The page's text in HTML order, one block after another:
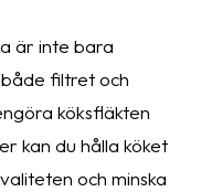
är inte bara
filtret och
köksfläkten
kan du hålla köket
och minska